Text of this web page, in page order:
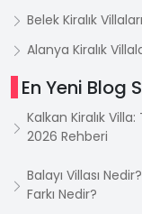
Belek Kiralık Villaları
Alanya Kiralık
En Yeni Blog
Kalkan Kiralık
2026 Rehberi
Balayı Villası
Farkı Nedir?